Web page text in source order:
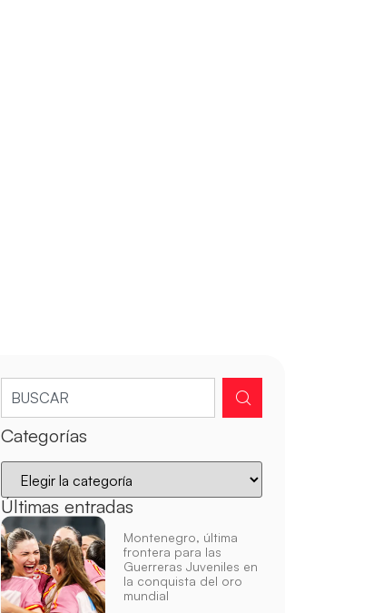
Categorías
Últimas entradas
Montenegro, última
frontera para las
Guerreras Juveniles en
la conquista del oro
mundial